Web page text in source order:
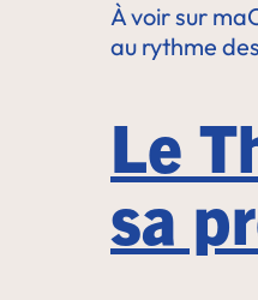
À voir sur
au rythme
Le
sa